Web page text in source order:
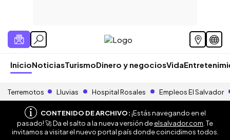
InicioNoticiasTurismoDinero y negociosVida
Terremotos Lluvias Hospital Rosales Empleos El Salvador
CONTENIDO DE ARCHIVO:¡Estás navegando en el
pasado! 🚀 Da el salto a la nueva versión deelsalvador.com . Te
invitamos a visitar el nuevo portal país donde coincidimos todos.